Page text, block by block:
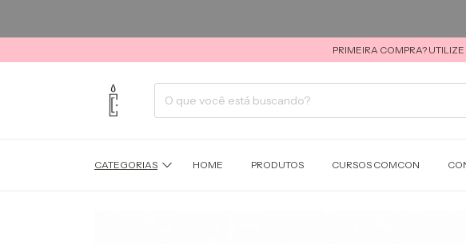
PRIMEIRA COMPRA?
CATEGORIAS HOME PRODUTOS CURSOS COMCON